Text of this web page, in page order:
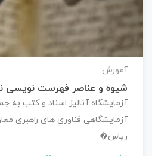
آموزش
شیوه و عناصر فهرست
آزمایشگاه آنالیز اسناد و کتب به
آزمایشگاهی فناوری های راهبری
ریاس�